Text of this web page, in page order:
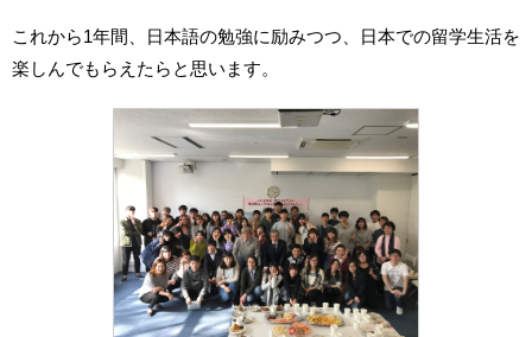
これから1年間、日本語の勉強に励みつつ、日本での留学生活を
楽しんでもらえたらと思います。